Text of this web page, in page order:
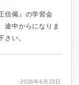
信偈』の学習会
途中からになりま
さい。
-2026年6月23日